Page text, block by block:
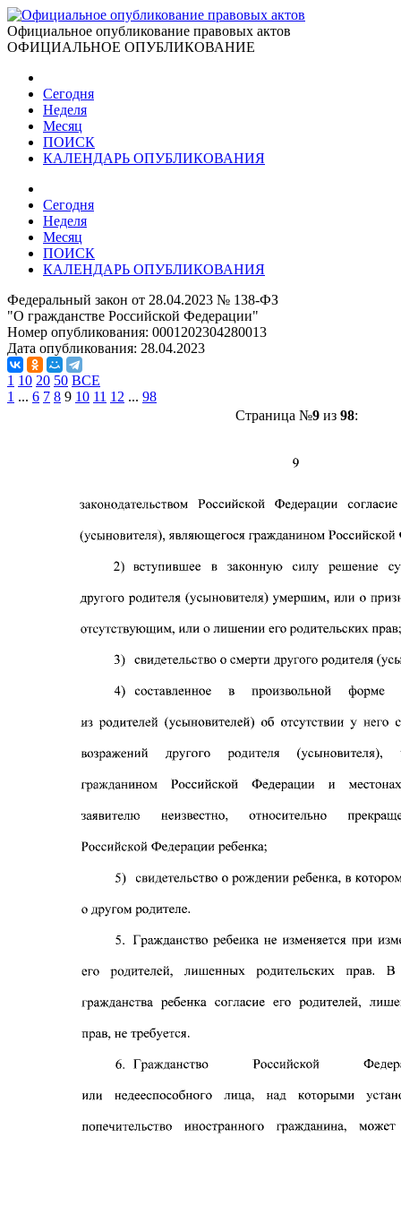
Официальное опубликование правовых актов
ОФИЦИАЛЬНОЕ ОПУБЛИКОВАНИЕ
Сегодня
Неделя
Месяц
ПОИСК
КАЛЕНДАРЬ ОПУБЛИКОВАНИЯ
Сегодня
Неделя
Месяц
ПОИСК
КАЛЕНДАРЬ ОПУБЛИКОВАНИЯ
Федеральный закон от 28.04.2023 № 138-ФЗ
"О гражданстве Российской Федерации"
Номер опубликования: 0001202304280013
Дата опубликования: 28.04.2023
1 10 20 50 ВСЕ
1 ... 6 7 8 9 10 11 12 ... 98
Страница №9из 98: